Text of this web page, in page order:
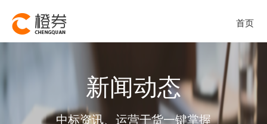
首页
新闻动态
中标资讯、运营干货一键掌握